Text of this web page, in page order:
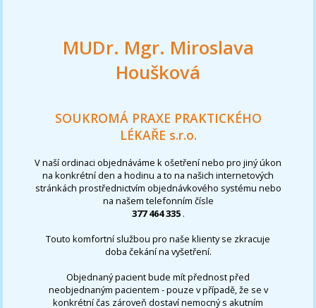
MUDr. Mgr. Miroslava
Houšková
SOUKROMÁ PRAXE PRAKTICKÉHO
LÉKAŘE s.r.o.
V naší ordinaci objednáváme k ošetření nebo pro jiný úkon
na konkrétní den a hodinu a to na našich internetových
stránkách prostřednictvím objednávkového systému nebo
na našem telefonním čísle
377 464 335 .
Touto komfortní službou pro naše klienty se zkracuje
doba čekání na vyšetření.
Objednaný pacient bude mít přednost před
neobjednaným pacientem - pouze v případě, že se v
konkrétní čas zároveň dostaví nemocný s akutním